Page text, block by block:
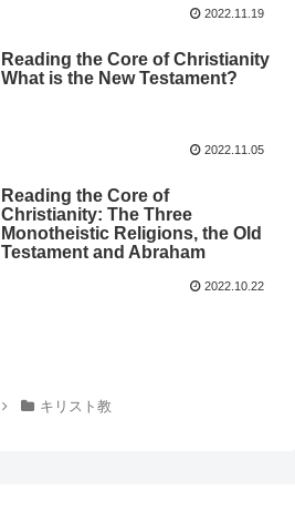
2022.11.19
Reading the Core of Christianity
What is the New Testament?
2022.11.05
Reading the Core of
Christianity: The Three
Monotheistic Religions, the Old
Testament and Abraham
2022.10.22
キリスト教